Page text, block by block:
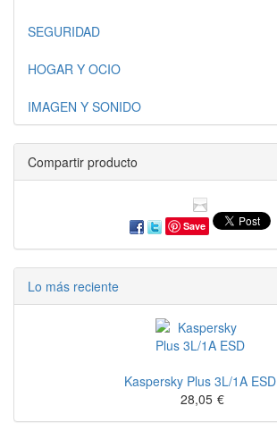
SEGURIDAD
HOGAR Y OCIO
IMAGEN Y SONIDO
Compartir producto
Save
Lo más reciente
Kaspersky Plus 3L/1A ESD
28,05 €